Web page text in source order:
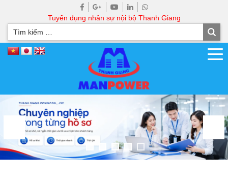
Tuyển dụng nhân sự nội bộ Thanh Giang